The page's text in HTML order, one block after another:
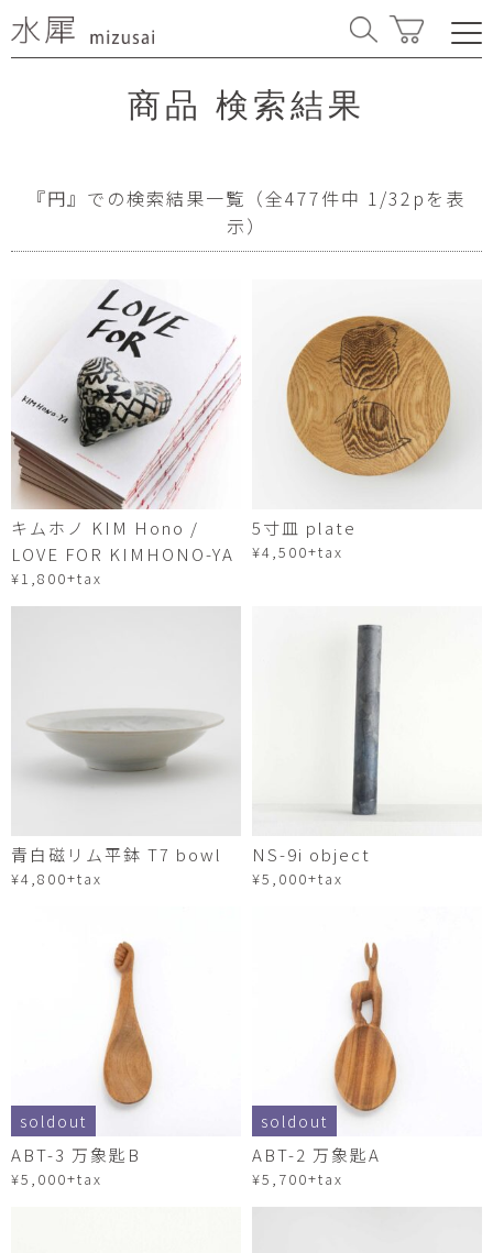
商品 検索結果
『円』での検索結果一覧 （全477件中 1/32pを表
示）
キムホノ KIM Hono /
LOVE FOR KIMHONO-YA
¥1,800+tax
5寸皿 plate
¥4,500+tax
青白磁リム平鉢 T7 bowl
¥4,800+tax
NS-9i object
¥5,000+tax
soldout
ABT-3 万象匙B
¥5,000+tax
soldout
ABT-2 万象匙A
¥5,700+tax